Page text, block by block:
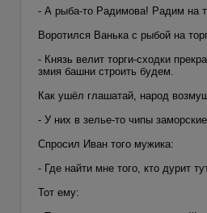
- А рыба-то Радимова! Радим на
Воротился Ванька с рыбой на
- Князь велит торги-сходки
змия башни строить будем.
Как ушёл глашатай, народ
- У них в зелье-то чипы
Спросил Иван того мужика:
- Где найти мне того, кто дурит
Тот ему: